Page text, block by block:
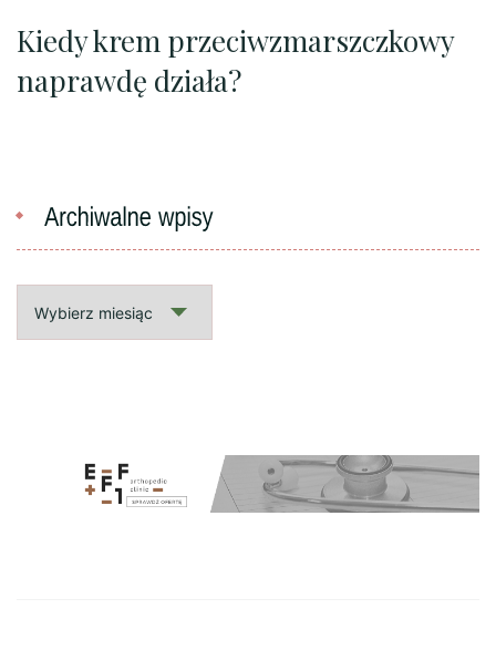
Kiedy krem przeciwzmarszczkowy
naprawdę działa?
wpisy